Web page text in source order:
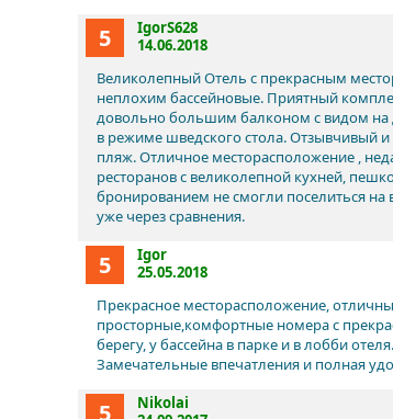
5
IgorS628
14.06.2018
Великолепный Отель с прекрасным
неплохим бассейновые. Приятный
довольно большим балконом с видом на
в режиме шведского стола. Отзывчивый
пляж. Отличное месторасположение ,
ресторанов с великолепной кухней,
бронированием не смогли поселиться
уже через сравнения.
5
Igor
25.05.2018
Прекрасное месторасположение,
просторные,комфортные номера с
берегу, у бассейна в парке и в лобби
Замечательные впечатления и полная
5
Nikolai